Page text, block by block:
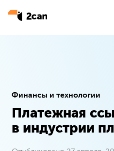
Финансы и технологии
Платежная
в индустрии